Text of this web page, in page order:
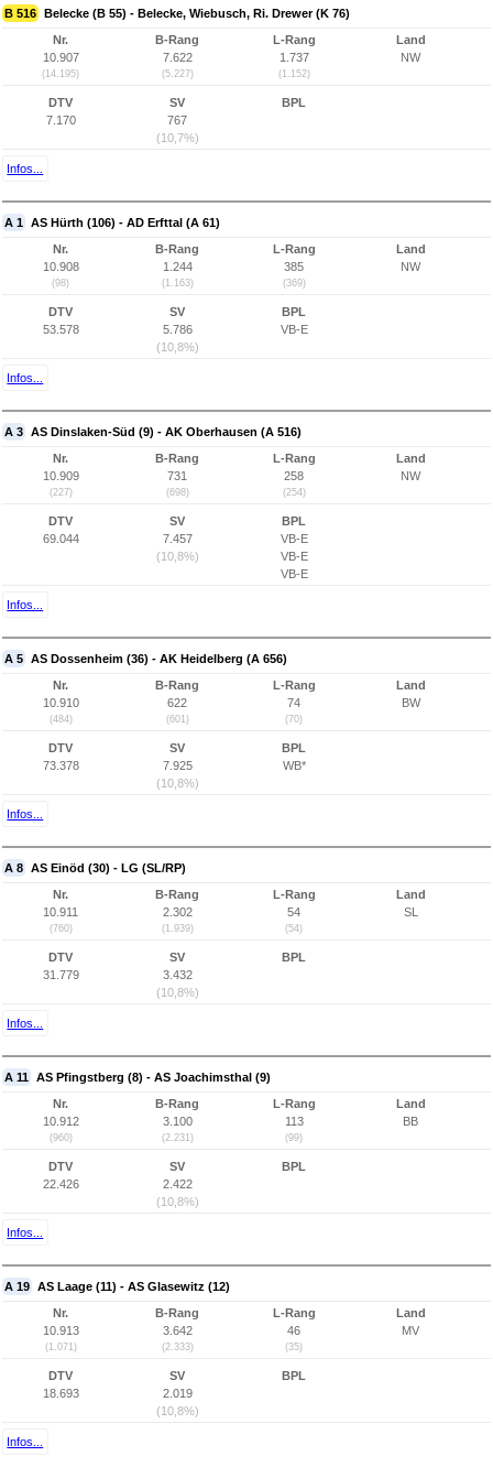
B 516 Belecke (B 55) - Belecke, Wiebusch, Ri. Drewer (K 76)
Nr.
10.907
(14.195)
B-Rang
7.622
(5.227)
L-Rang
1.737
(1.152)
Land
NW
DTV
7.170
SV
767
(10,7%)
BPL
Infos...
A 1 AS Hürth (106) - AD Erfttal (A 61)
Nr.
10.908
(98)
B-Rang
1.244
(1.163)
L-Rang
385
(369)
Land
NW
DTV
53.578
SV
5.786
(10,8%)
BPL
VB-E
Infos...
A 3 AS Dinslaken-Süd (9) - AK Oberhausen (A 516)
Nr.
10.909
(227)
B-Rang
731
(698)
L-Rang
258
(254)
Land
NW
DTV
69.044
SV
7.457
(10,8%)
BPL
VB-E
VB-E
VB-E
Infos...
A 5 AS Dossenheim (36) - AK Heidelberg (A 656)
Nr.
10.910
(484)
B-Rang
622
(601)
L-Rang
74
(70)
Land
BW
DTV
73.378
SV
7.925
(10,8%)
BPL
WB*
Infos...
A 8 AS Einöd (30) - LG (SL/RP)
Nr.
10.911
(760)
B-Rang
2.302
(1.939)
L-Rang
54
(54)
Land
SL
DTV
31.779
SV
3.432
(10,8%)
BPL
Infos...
A 11 AS Pfingstberg (8) - AS Joachimsthal (9)
Nr.
10.912
(960)
B-Rang
3.100
(2.231)
L-Rang
113
(99)
Land
BB
DTV
22.426
SV
2.422
(10,8%)
BPL
Infos...
A 19 AS Laage (11) - AS Glasewitz (12)
Nr.
10.913
(1.071)
B-Rang
3.642
(2.333)
L-Rang
46
(35)
Land
MV
DTV
18.693
SV
2.019
(10,8%)
BPL
Infos...